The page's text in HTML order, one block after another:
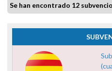
Se han encontrado 12